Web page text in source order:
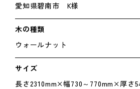
愛知県碧南市 K様
木の種類
ウォールナット
サイズ
長さ2310mm×幅730～770mm×厚さ